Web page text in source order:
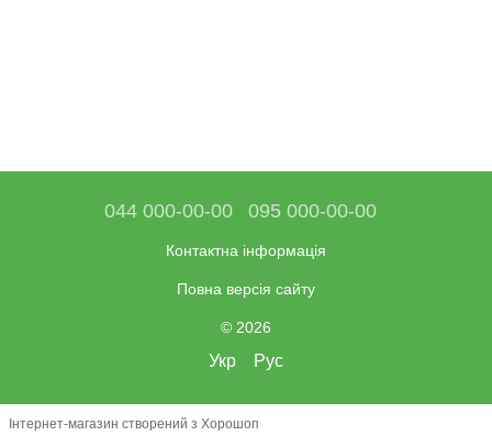
044 000-00-00 095 000-00-00
Контактна інформація
Повна версія сайту
© 2026
Укр Рус
Інтернет-магазин створений з Хорошоп